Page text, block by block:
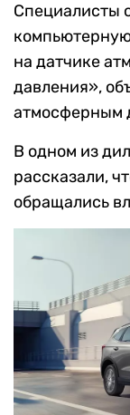
Специалисты
на датчике
давления»,
атмосферным
В одном из
рассказали,
обращались